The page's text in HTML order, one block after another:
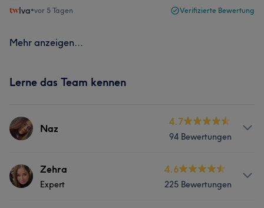
Iva•vor 5 Tagen Verifizierte Bewertung
Mehr anzeigen...
Lerne das Team kennen
Naz
4.7
94 Bewertungen
Info
Haarglättung Standart Balayage und soft Balayage
Zehra
Expert
4.6
225 Bewertungen